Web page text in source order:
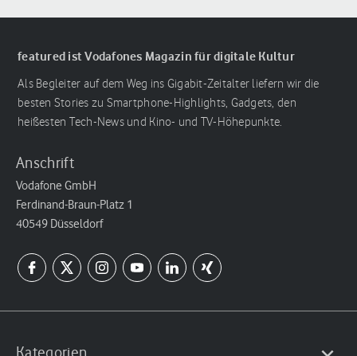
featured ist Vodafones Magazin für digitale Kultur
Als Begleiter auf dem Weg ins Gigabit-Zeitalter liefern wir die
besten Stories zu Smartphone-Highlights, Gadgets, den
heißesten Tech-News und Kino- und TV-Höhepunkte.
Anschrift
Vodafone GmbH
Ferdinand-Braun-Platz 1
40549 Düsseldorf